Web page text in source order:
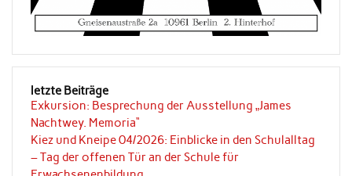
letzte Beiträge
Exkursion: Besprechung der Ausstellung „James
Nachtwey. Memoria“
Kiez und Kneipe 04/2026: Einblicke in den Schulalltag
– Tag der offenen Tür an der Schule für